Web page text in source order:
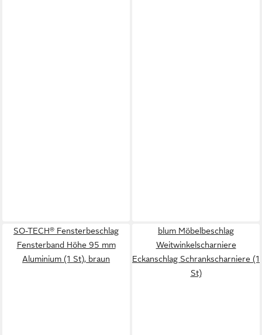
SO-TECH® Fensterbeschlag
Fensterband Höhe 95 mm
Aluminium (1 St), braun
blum Möbelbeschlag
Weitwinkelscharniere
Eckanschlag Schrankscharniere (1
St)